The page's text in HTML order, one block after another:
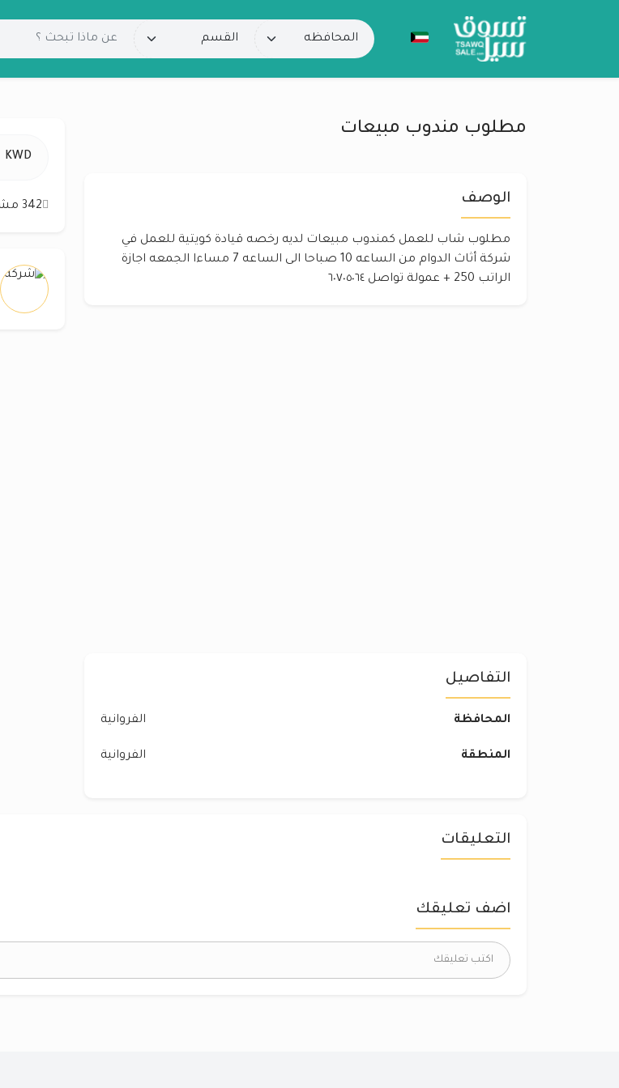
‏مطلوب مندوب مبيعات
الوصف
مطلوب شاب للعمل كمندوب مبيعات لديه رخصه قيادة كويتية للعمل في
شركة أثاث الدوام من الساعه 10 صباحا الى الساعه 7 مساءا الجمعه اجازة
الراتب 250 + عمولة تواصل ٦٠٧٠٥٠٦٤
KWD
342 مشاهدات
التفاصيل
المحافظة الفروانية
المنطقة الفروانية
التعليقات
اضف تعليقك